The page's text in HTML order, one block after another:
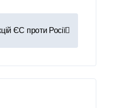
ЄС проти Росії